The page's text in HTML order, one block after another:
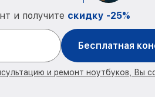
и получите скидку -25%
Бесплатная
и ремонт ноутбуков, Вы